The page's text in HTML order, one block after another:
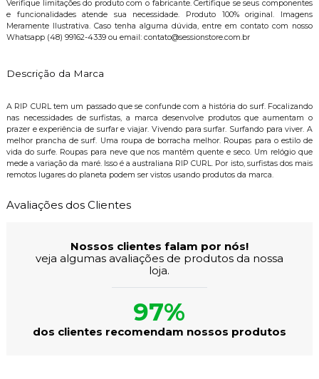
Verifique limitações do produto com o fabricante. Certifique se seus componentes
e funcionalidades atende sua necessidade. Produto 100% original. Imagens
Meramente Ilustrativa. Caso tenha alguma dúvida, entre em contato com nosso
Whatsapp (48) 99162-4339 ou email: contato@sessionstore.com.br
Descrição da Marca
A RIP CURL tem um passado que se confunde com a história do surf. Focalizando
nas necessidades de surfistas, a marca desenvolve produtos que aumentam o
prazer e experiência de surfar e viajar. Vivendo para surfar. Surfando para viver. A
melhor prancha de surf. Uma roupa de borracha melhor. Roupas para o estilo de
vida do surfe. Roupas para neve que nos mantêm quente e seco. Um relógio que
mede a variação da maré. Isso é a australiana RIP CURL. Por isto, surfistas dos mais
remotos lugares do planeta podem ser vistos usando produtos da marca.
Avaliações dos Clientes
Nossos clientes falam por nós!
veja algumas avaliações de produtos da nossa
loja.
97%
dos clientes recomendam nossos produtos